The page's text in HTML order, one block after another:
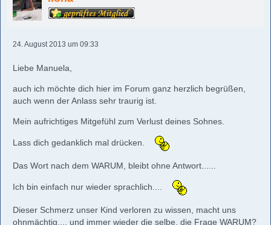
24. August 2013 um 09:33
Liebe Manuela,
auch ich möchte dich hier im Forum ganz herzlich begrüßen,
auch wenn der Anlass sehr traurig ist.
Mein aufrichtiges Mitgefühl zum Verlust deines Sohnes.
Lass dich gedanklich mal drücken.
Das Wort nach dem WARUM, bleibt ohne Antwort......
Ich bin einfach nur wieder sprachlich....
Dieser Schmerz unser Kind verloren zu wissen, macht uns
ohnmächtig.... und immer wieder die selbe, die Frage WARUM?